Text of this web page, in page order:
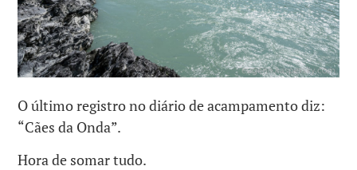
O último registro no diário de acampamento diz:
“Cães da Onda”.
Hora de somar tudo.